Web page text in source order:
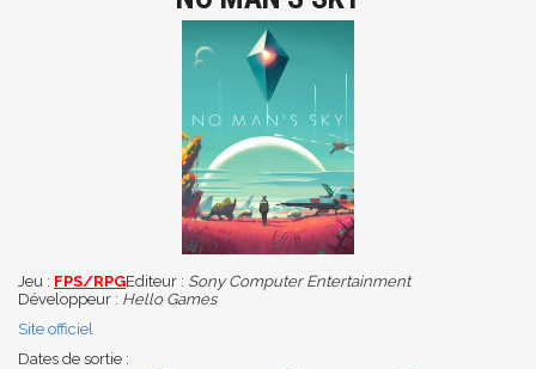
Jeu : FPS/RPGEditeur : Sony Computer Entertainment
Développeur : Hello Games
Site officiel
Dates de sortie :